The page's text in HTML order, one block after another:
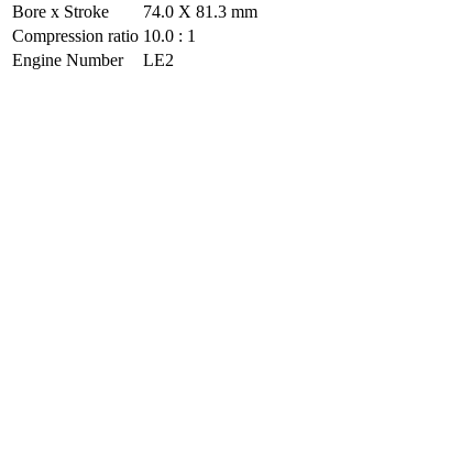
Bore x Stroke
74.0 X 81.3 mm
Compression ratio 10.0 : 1
Engine Number
LE2